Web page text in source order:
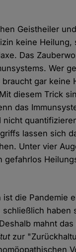
Geistheiler
keine Heilung,
Das
Wer
gar keine
diesem Trick
das
nicht
lassen sich
Unter vier
gefahrlos
ist die Pandemie
haben
mahnt
zur